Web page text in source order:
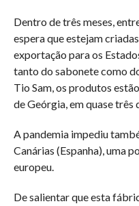
Dentro de três meses,
espera que estejam
exportação para os
tanto do sabonete como
Tio Sam, os produtos
de Geórgia, em quase três
A pandemia impediu
Canárias (Espanha), uma
europeu.
De salientar que esta